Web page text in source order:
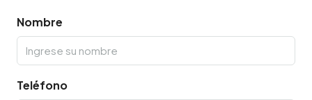
Nombre
Teléfono